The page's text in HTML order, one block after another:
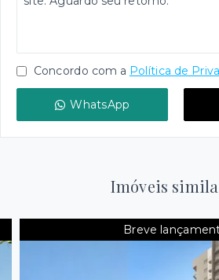
Concordo com a Política de
WhatsApp
Imóveis
Breve